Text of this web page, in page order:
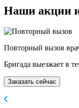
Наши акции
Повторный вызов
Бригада выезжает в
Заказать сейчас